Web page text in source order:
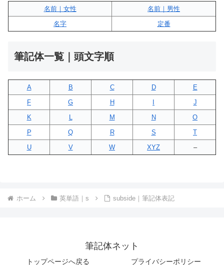
名前｜女性
名前｜男性
名字
定番
筆記体一覧｜頭文字順
A B C D
E
F
G H
J
K
L M N
O
P
Q R S
T
U
V W XYZ –
ホーム 英単語｜s subside｜筆記体表記
筆記体ネット
トップページへ戻る プライバシーポリシー